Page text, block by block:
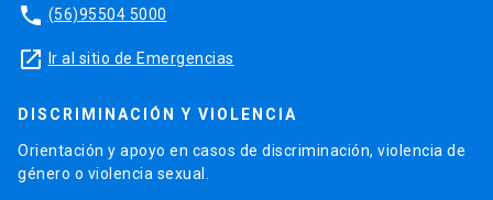
phone (56)95504 5000
launch Ir al sitio de Emergencias
DISCRIMINACIÓN Y VIOLENCIA
Orientación y apoyo en casos de discriminación, violencia de
género o violencia sexual.